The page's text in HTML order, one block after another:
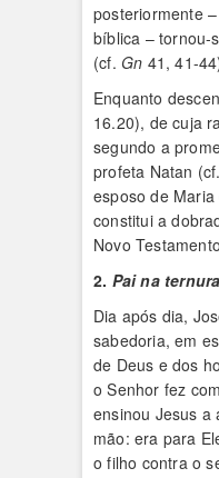
posteriormente
bíblica – tornou-
(cf. Gn 41, 41-
Enquanto
16.20), de cuja
segundo a
profeta Natan (cf.
esposo de
constitui a
Novo
2. Pai na ternura
Dia após dia,
sabedoria, em
de Deus e dos
o Senhor fez
ensinou Jesus a
mão: era para
o filho contra o